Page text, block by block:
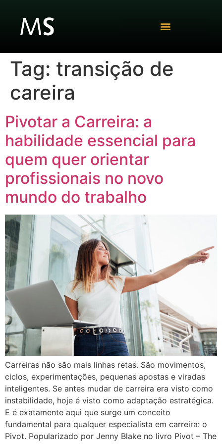
Tag: transição de
careira
Pivotar a Carreira: a
habilidade essencial para
quem quer orientar
profissionais no novo
mundo do trabalho
Carreiras não são mais linhas retas. São movimentos,
ciclos, experimentações, pequenas apostas e viradas
inteligentes. Se antes mudar de carreira era visto como
instabilidade, hoje é visto como adaptação estratégica.
E é exatamente aqui que surge um conceito
fundamental para qualquer especialista em carreira: o
Pivot. Popularizado por Jenny Blake no livro Pivot – The